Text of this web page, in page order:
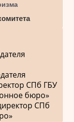
СПб ГБУ
бюро»
СПб